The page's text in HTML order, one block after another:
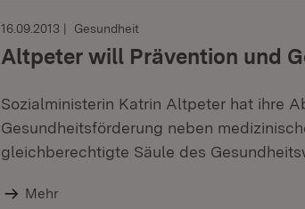
16.09.2013 Gesundheit
Altpeter will Prävention und
Sozialministerin Katrin Altpeter hat ihre
Gesundheitsförderung neben
gleichberechtigte Säule des
Mehr